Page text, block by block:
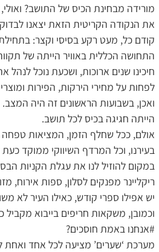
מורידה מבחינת הכיס של התושב?
את הנקודה הקריטית הזאת יצאנו
קודם כל, מעט רקע בסיסי וקצר:
התחושה הכללית באוויר הייתה של
חיכינו שנים ארוכות, ושכעת נוכל
לפחות על מחירי הירקות, הפירות
ואכן, בשבועות הראשונים זה היה
הייתה חגיגה בכיס לכל תושב.
אולם, ככל שחלף הזמן, המציאות טפחה
בעירנו, וכל המרדף השיווקי ממוקד
במקום להוזיל לנו את עגלת הקניות
ריקליינר מפנקים לסלון, ספות אירוח,
יש אפילו ספרי קודש, כאילו העיר לא
וכמובן, משקאות חריפים בייבוא מקביל
#אנחנו באמת חוסכים?
מערכת ‘שערים’ מציעה לכל אחד